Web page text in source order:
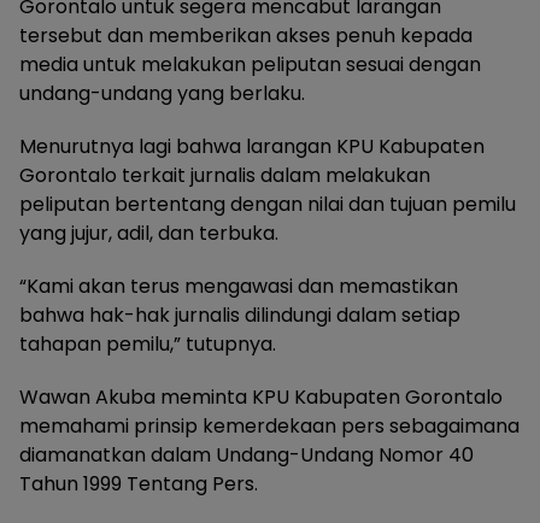
Gorontalo untuk segera mencabut larangan
tersebut dan memberikan akses penuh kepada
media untuk melakukan peliputan sesuai dengan
undang-undang yang berlaku.
Menurutnya lagi bahwa larangan KPU Kabupaten
Gorontalo terkait jurnalis dalam melakukan
peliputan bertentang dengan nilai dan tujuan pemilu
yang jujur, adil, dan terbuka.
“Kami akan terus mengawasi dan memastikan
bahwa hak-hak jurnalis dilindungi dalam setiap
tahapan pemilu,” tutupnya.
Wawan Akuba meminta KPU Kabupaten Gorontalo
memahami prinsip kemerdekaan pers sebagaimana
diamanatkan dalam Undang-Undang Nomor 40
Tahun 1999 Tentang Pers.